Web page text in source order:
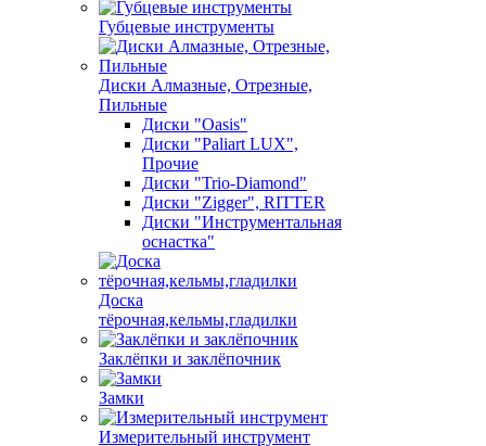
Губцевые инструменты
Диски Алмазные, Отрезные,
Пильные
Диски "Oasis"
Диски "Paliart LUX",
Прочие
Диски "Trio-Diamond"
Диски "Zigger", RITTER
Диски "Инструментальная
оснастка"
Доска
тёрочная,кельмы,гладилки
Заклёпки и заклёпочник
Замки
Измерительный инструмент